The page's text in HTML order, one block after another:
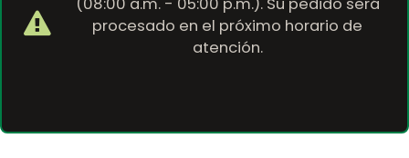
procesado en el próximo horario de
atención.